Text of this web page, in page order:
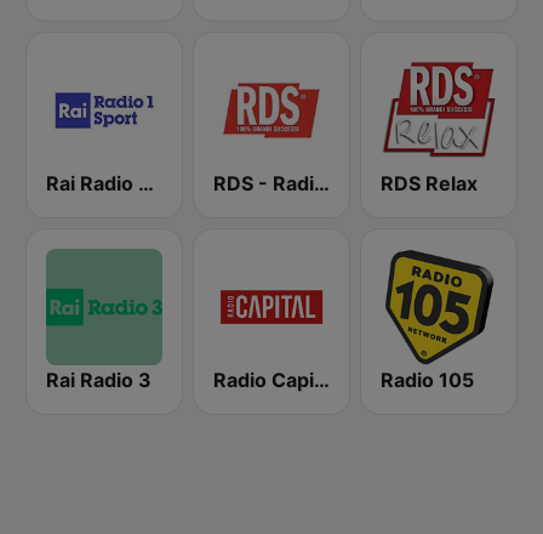
Rai Radio 1 Sport RDS - Radio Dimensione Suono RDS Relax
Rai Radio 3 Radio Capital Radio 105